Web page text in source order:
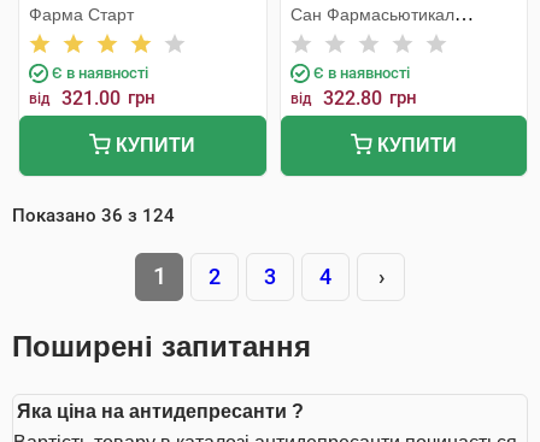
Фарма Старт
Є в наявності
від 321.00 грн
КУПИТИ
Сан Фармасьютикал
Індастріз
Є в наявності
від 322.80 грн
КУПИТИ
Показано 36 з 124
1 2 3 4 ›
Поширені запитання
Яка ціна на антидепресанти ?